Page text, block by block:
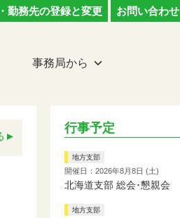
勤務先の登録と変更 お問い合わせ
事務局から
行事予定
地方支部
開催日：2026年8月8日 (土)
北海道支部 総会･懇親会
地方支部